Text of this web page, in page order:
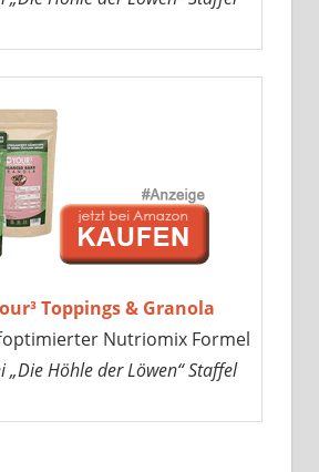
Toppings & Granola
Nutriomix Formel
„Die Höhle der Löwen“ Staffel